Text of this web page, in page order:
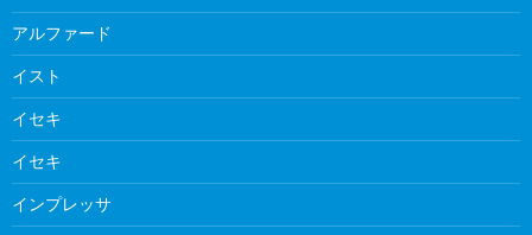
アルファード
イスト
イセキ
イセキ
インプレッサ